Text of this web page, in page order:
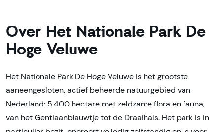
Over Het Nationale Park De
Hoge Veluwe
Het Nationale Park De Hoge Veluwe is het grootste
aaneengesloten, actief beheerde natuurgebied van
Nederland: 5.400 hectare met zeldzame flora en fauna,
van het Gentiaanblauwtje tot de Draaihals. Het park is in